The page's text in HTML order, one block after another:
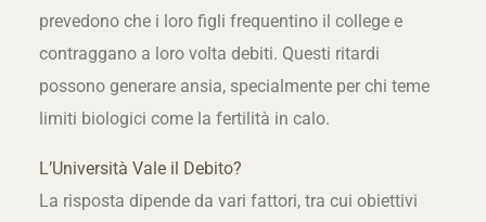
prevedono che i loro figli frequentino il college e
contraggano a loro volta debiti. Questi ritardi
possono generare ansia, specialmente per chi teme
limiti biologici come la fertilità in calo.
L’Università Vale il Debito?
La risposta dipende da vari fattori, tra cui obiettivi